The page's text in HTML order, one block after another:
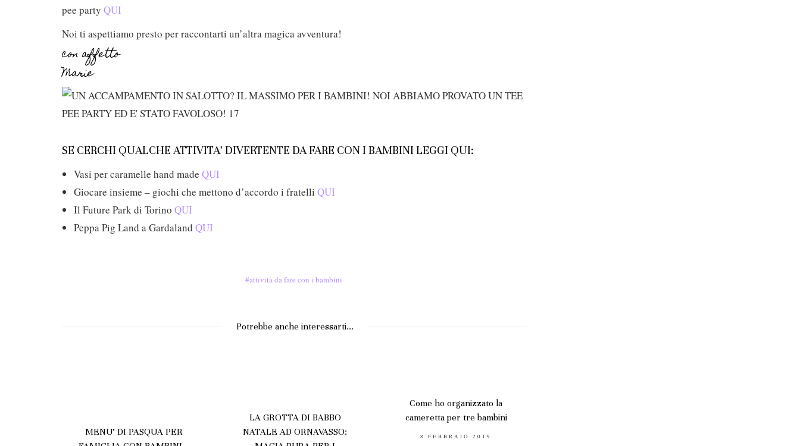
pee party QUI
Noi ti aspettiamo presto per raccontarti un’altra magica avventura!
con affetto
Marie
SE CERCHI QUALCHE ATTIVITA’ DIVERTENTE DA FARE CON I BAMBINI LEGGI QUI:
Vasi per caramelle hand madeQUI
Giocare insieme – giochi che mettono d’accordo i fratelliQUI
Il Future Park di TorinoQUI
Peppa Pig Land a GardalandQUI
attività da fare con i bambini
Potrebbe anche interessarti...
MENU’ DI PASQUA PER
LA GROTTA DI BABBO
NATALE AD ORNAVASSO:
Come ho organizzato la
cameretta per tre bambini
POSTED
8 FEBBRAIO 2019